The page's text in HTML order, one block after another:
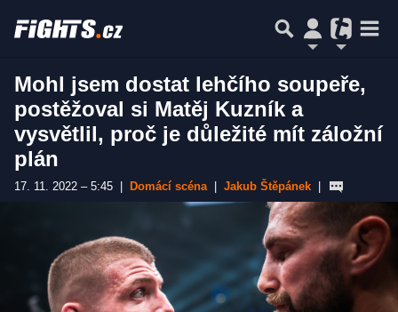
Mohl jsem dostat lehčího soupeře,
postěžoval si Matěj Kuzník a
vysvětlil, proč je důležité mít záložní
plán
17. 11. 2022 – 5:45 Domácí scéna Jakub Štěpánek